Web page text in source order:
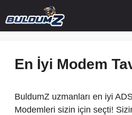
atla
En İyi Modem
BuldumZ uzmanları en iyi
Modemleri sizin için seçti!